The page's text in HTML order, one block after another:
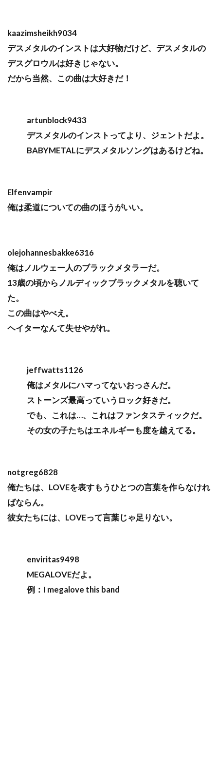
kaazimsheikh9034
デスメタルのインストは大好物だけど、デスメタルの
デスグロウルは好きじゃない。
だから当然、この曲は大好きだ！
artunblock9433
デスメタルのインストってより、ジェントだよ。
BABYMETALにデスメタルソングはあるけどね。
Elfenvampir
俺は柔道についての曲のほうがいい。
olejohannesbakke6316
俺はノルウェー人のブラックメタラーだ。
13歳の頃からノルディックブラックメタルを聴いて
た。
この曲はやべえ。
ヘイターなんて失せやがれ。
jeffwatts1126
俺はメタルにハマってないおっさんだ。
ストーンズ最高っていうロック好きだ。
でも、これは…、これはファンタスティックだ。
その女の子たちはエネルギーも度を越えてる。
notgreg6828
俺たちは、LOVEを表すもうひとつの言葉を作らなけれ
ばならん。
彼女たちには、LOVEって言葉じゃ足りない。
enviritas9498
MEGALOVEだよ。
例：I megalove this band